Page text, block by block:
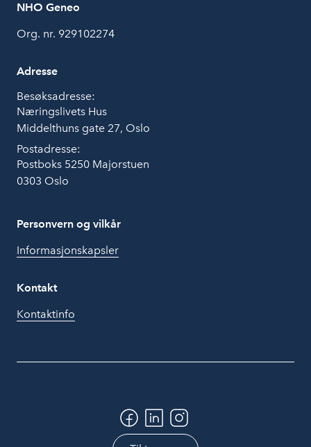
NHO Geneo
Org. nr. 929102274
Adresse
Besøksadresse:
Næringslivets Hus
Middelthuns gate 27, Oslo
Postadresse:
Postboks 5250 Majorstuen
0303 Oslo
Personvern og vilkår
Informasjonskapsler
Kontakt
Kontaktinfo